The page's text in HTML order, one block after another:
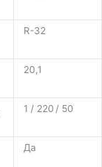
R-32
20,1
1 / 220 / 50
Да